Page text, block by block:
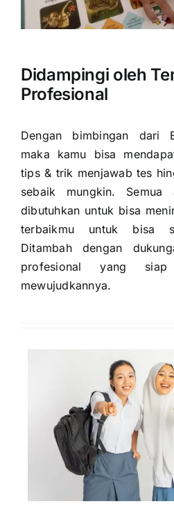
Didampingi oleh
Profesional
Dengan bimbingan dari
maka kamu bisa
tips & trik menjawab tes
sebaik mungkin. Semua
dibutuhkan untuk bisa
terbaikmu untuk bisa
Ditambah dengan
profesional yang siap
mewujudkannya.